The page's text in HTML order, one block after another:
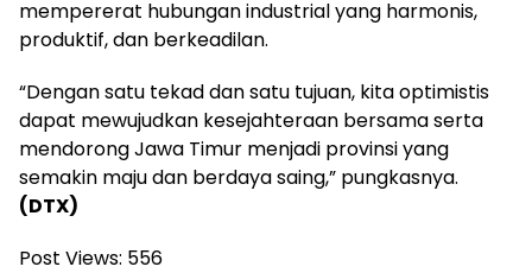
mempererat hubungan industrial yang harmonis,
produktif, dan berkeadilan.
“Dengan satu tekad dan satu tujuan, kita optimistis
dapat mewujudkan kesejahteraan bersama serta
mendorong Jawa Timur menjadi provinsi yang
semakin maju dan berdaya saing,” pungkasnya.
(DTX)
Post Views: 556